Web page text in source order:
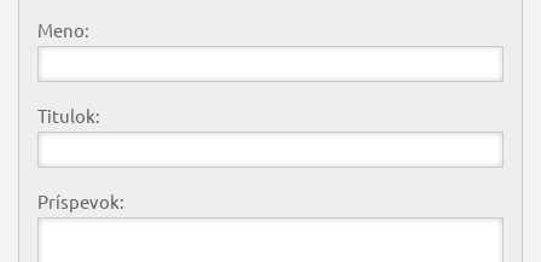
Meno:
Titulok:
Príspevok: